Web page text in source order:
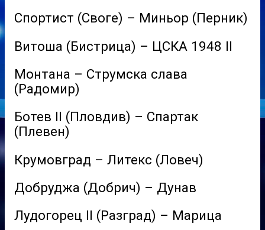
Спортист (Своге) – Миньор (Перник)
Витоша (Бистрица) – ЦСКА 1948 II
Монтана – Струмска слава
(Радомир)
Ботев II (Пловдив) – Спартак
(Плевен)
Крумовград – Литекс (Ловеч)
Добруджа (Добрич) – Дунав
Лудогорец II (Разград) – Марица